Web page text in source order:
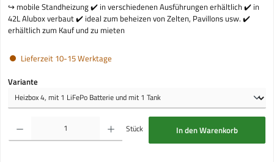
↪️ mobile Standheizung ✔️ in verschiedenen Ausführungen erhältlich ✔️ in
42L Alubox verbaut ✔️ ideal zum beheizen von Zelten, Pavillons usw. ✔️
erhältlich zum Kauf und zu mieten
Lieferzeit 10-15 Werktage
Variante
Produkt Anzahl: Gib den gewünschten Wert ein oder benutze die Schaltflächen um die
Stück In den Warenkorb